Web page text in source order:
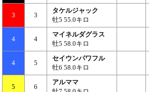
3 3
タケルジャック
牡5 55.0キロ
4 4
マイネルダグラス
牡5 58.0キロ
4 5
セイウンパワフル
牡6 58.0キロ
5 6
アルママ